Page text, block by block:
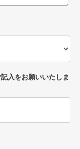
入をお願いいたしま